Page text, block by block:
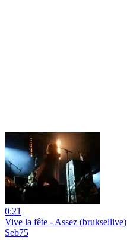
0:21
Vive la fête - Assez (bruksellive)
Seb75